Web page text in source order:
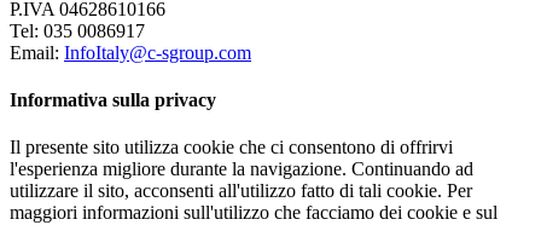
P.IVA 04628610166
Tel: 035 0086917
Email: InfoItaly@c-sgroup.com
Informativa sulla privacy
Il presente sito utilizza cookie che ci consentono di offrirvi
l'esperienza migliore durante la navigazione. Continuando ad
utilizzare il sito, acconsenti all'utilizzo fatto di tali cookie. Per
maggiori informazioni sull'utilizzo che facciamo dei cookie e sul